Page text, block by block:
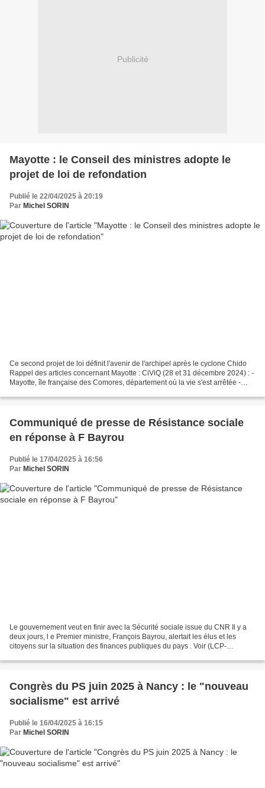
Publicité
Mayotte : le Conseil des ministres adopte le
projet de loi de refondation
Publié le 22/04/2025 à 20:19
Par Michel SORIN
Ce second projet de loi définit l'avenir de l'archipel après le cyclone Chido
Rappel des articles concernant Mayotte : CiViQ (28 et 31 décembre 2024) : -
Mayotte, île française des Comores, département où la vie s'est arrêtée -
Communiqué de presse de Résistance sociale
en réponse à F Bayrou
Publié le 17/04/2025 à 16:56
Par Michel SORIN
Le gouvernement veut en finir avec la Sécurité sociale issue du CNR Il y a
deux jours, l e Premier ministre, François Bayrou, alertait les élus et les
citoyens sur la situation des finances publiques du pays . Voir (LCP-
Congrès du PS juin 2025 à Nancy : le "nouveau
socialisme" est arrivé
Publié le 16/04/2025 à 16:15
Par Michel SORIN